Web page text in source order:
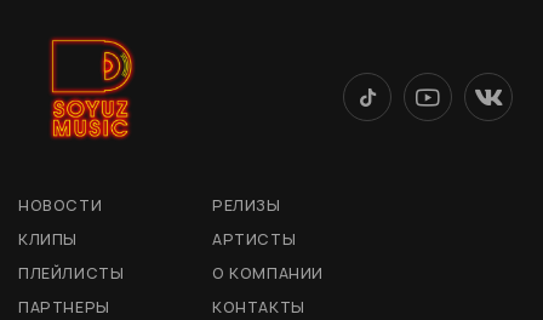
НОВОСТИ
РЕЛИЗЫ
КЛИПЫ
АРТИСТЫ
ПЛЕЙЛИСТЫ
О КОМПАНИИ
ПАРТНЕРЫ
КОНТАКТЫ